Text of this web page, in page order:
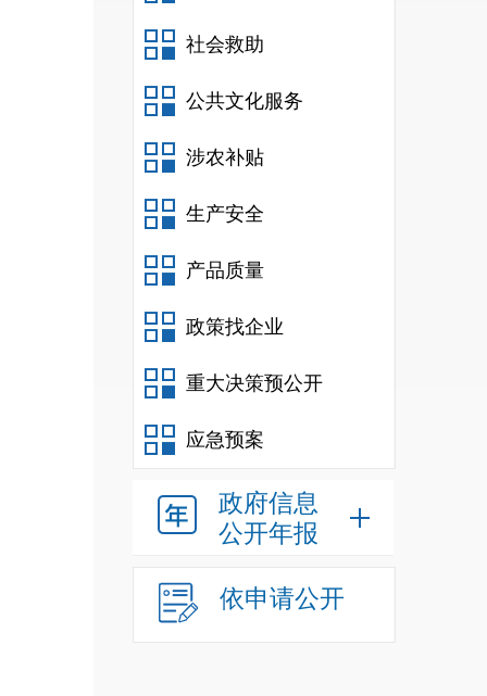
社会救助
公共文化服务
涉农补贴
生产安全
产品质量
政策找企业
重大决策预公开
应急预案
政府信息
公开年报
依申请公开